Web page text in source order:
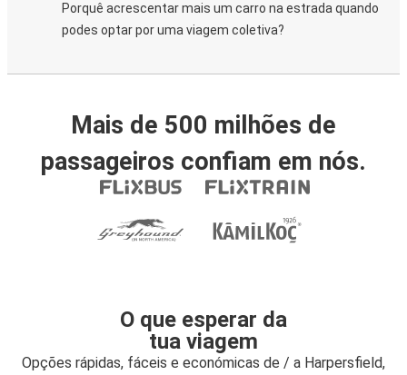
Porquê acrescentar mais um carro na estrada quando
podes optar por uma viagem coletiva?
Mais de 500 milhões de
passageiros confiam em nós.
O que esperar da
tua viagem
Opções rápidas, fáceis e económicas de / a Harpersfield,